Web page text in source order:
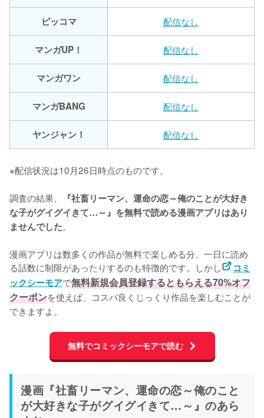
ピッコマ 配信なし
マンガUP！ 配信なし
マンガワン 配信なし
マンガBANG 配信なし
ヤンジャン！ 配信なし
※配信状況は10月26日時点のものです。
調査の結果、
『社畜リーマン、運命の恋～俺のことが大好き
な子がグイグイきて…～』を無料で読める漫画アプリはあり
ませんでした。
漫画アプリは数多くの作品が無料で楽しめる分、一日に読め
る話数に制限があったりするのも特徴的です。しかし
コミ
ックシーモアで無料新規会員登録するともらえる70%オフ
クーポンを使えば、コスパ良くじっくり作品を楽しむことが
できますよ。
無料でコミックシーモアで読む
漫画『社畜リーマン、運命の恋～俺のこと
が大好きな子がグイグイきて…～』のあら